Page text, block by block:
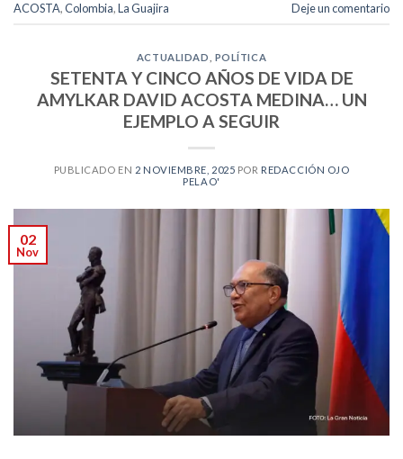
ACOSTA,Colombia,La Guajira Deje un comentario
ACTUALIDAD POLÍTICA
SETENTA Y CINCO AÑOS DE VIDA DE
AMYLKAR DAVID ACOSTA MEDINA… UN
EJEMPLO A SEGUIR
PUBLICADO EN 2 NOVIEMBRE, 2025 POR REDACCIÓN OJO
PELAO'
02
Nov